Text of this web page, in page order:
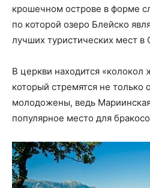
крошечном острове в форме
по которой озеро Блейско
лучших туристических мест в
В церкви находится «колокол
который стремятся не только
молодожены, ведь
популярное место для